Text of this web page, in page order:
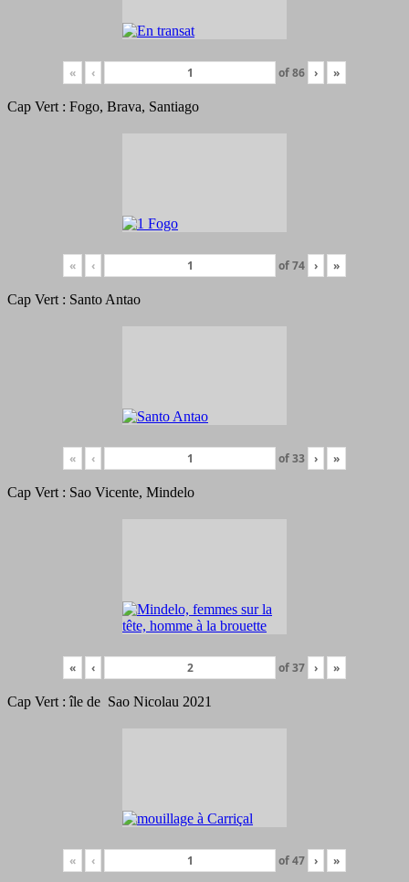
« ‹ of86 › »
Cap Vert : Fogo, Brava, Santiago
« ‹ of74 › »
Cap Vert : Santo Antao
« ‹ of33 › »
Cap Vert : Sao Vicente, Mindelo
« ‹ of37 › »
Cap Vert : île de Sao Nicolau 2021
« ‹ of47 › »